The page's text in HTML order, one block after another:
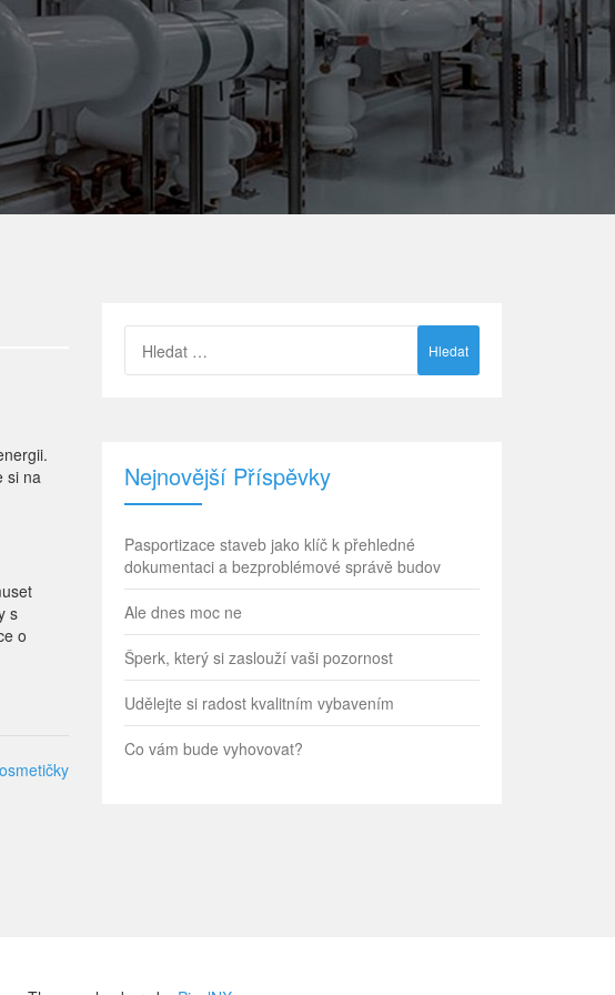
si na
s
o
Nejnovější Příspěvky
Pasportizace staveb jako klíč k přehledné
dokumentaci a bezproblémové správě budov
Ale dnes moc ne
Šperk, který si zaslouží vaši pozornost
Udělejte si radost kvalitním vybavením
Co vám bude vyhovovat?